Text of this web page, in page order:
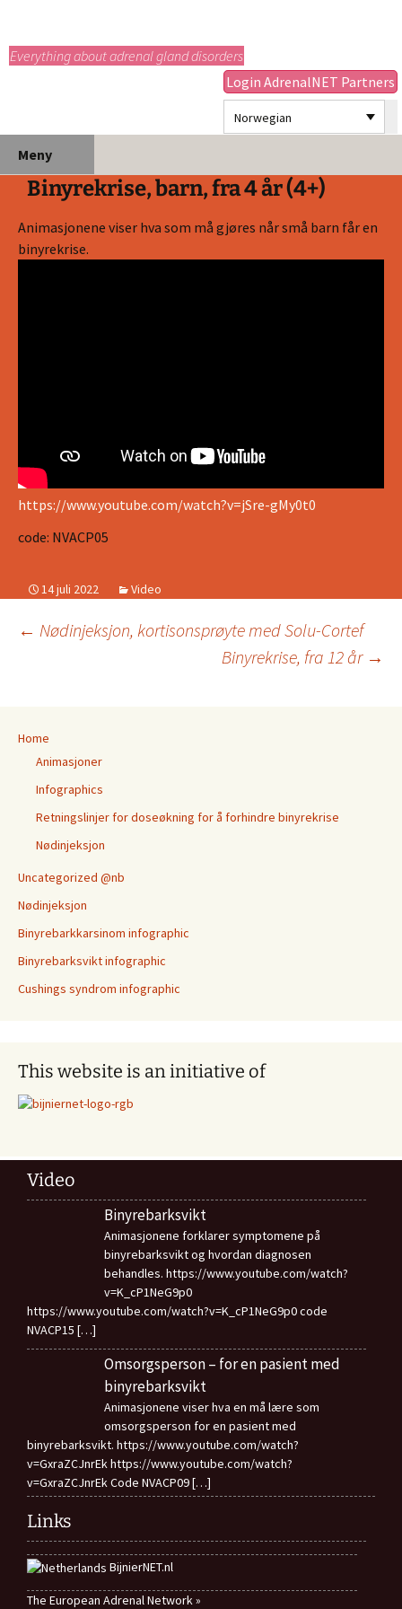
Everything about adrenal gland disorders
Login AdrenalNET Partners
Norwegian
Meny
innhold
Binyrekrise, barn, fra 4 år (4+)
Animasjonene viser hva som må gjøres når små barn får en
binyrekrise.
https://www.youtube.com/watch?v=jSre-gMy0t0
code: NVACP05
14 juli 2022 Video
Innleggsnavigasjon
← Nødinjeksjon, kortisonsprøyte med Solu-Cortef
Binyrekrise, fra 12 år →
Home
Animasjoner
Infographics
Retningslinjer for doseøkning for å forhindre binyrekrise
Nødinjeksjon
Uncategorized @nb
Nødinjeksjon
Binyrebarkkarsinom infographic
Binyrebarksvikt infographic
Cushings syndrom infographic
This website is an initiative of
Video
Binyrebarksvikt
Animasjonene forklarer symptomene på
binyrebarksvikt og hvordan diagnosen
behandles. https://www.youtube.com/watch?
v=K_cP1NeG9p0
https://www.youtube.com/watch?v=K_cP1NeG9p0 code
NVACP15 […]
Omsorgsperson – for en pasient med
binyrebarksvikt
Animasjonene viser hva en må lære som
omsorgsperson for en pasient med
binyrebarksvikt. https://www.youtube.com/watch?
v=GxraZCJnrEk https://www.youtube.com/watch?
v=GxraZCJnrEk Code NVACP09[…]
Links
BijnierNET.nl
The European Adrenal Network »